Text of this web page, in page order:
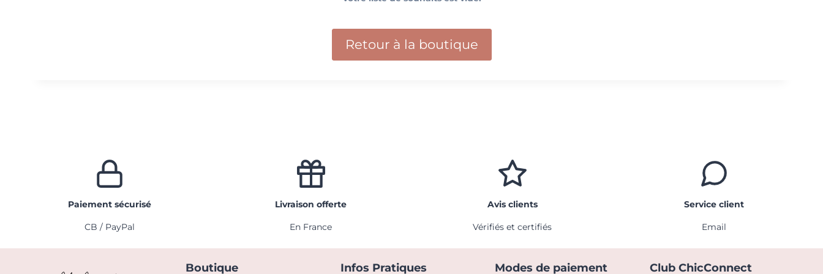
Retour à la boutique
Paiement sécurisé
CB / PayPal
Livraison offerte
En France
Avis clients
Vérifiés et certifiés
Service client
Email
Boutique Infos Pratiques Modes de paiement Club ChicConnect